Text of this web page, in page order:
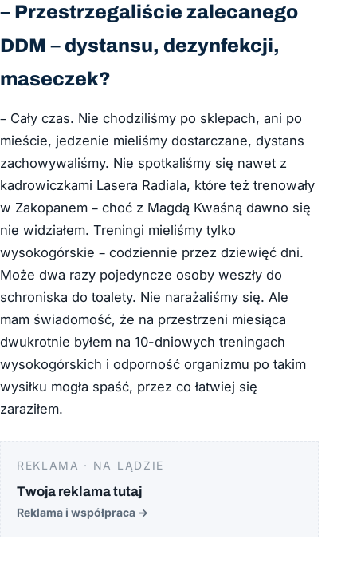
– Przestrzegaliście zalecanego
DDM – dystansu, dezynfekcji,
maseczek?
– Cały czas. Nie chodziliśmy po sklepach, ani po
mieście, jedzenie mieliśmy dostarczane, dystans
zachowywaliśmy. Nie spotkaliśmy się nawet z
kadrowiczkami Lasera Radiala, które też trenowały
w Zakopanem – choć z Magdą Kwaśną dawno się
nie widziałem. Treningi mieliśmy tylko
wysokogórskie – codziennie przez dziewięć dni.
Może dwa razy pojedyncze osoby weszły do
schroniska do toalety. Nie narażaliśmy się. Ale
mam świadomość, że na przestrzeni miesiąca
dwukrotnie byłem na 10-dniowych treningach
wysokogórskich i odporność organizmu po takim
wysiłku mogła spaść, przez co łatwiej się
zaraziłem.
REKLAMA · NA LĄDZIE
Twoja reklama tutaj
Reklama i współpraca →